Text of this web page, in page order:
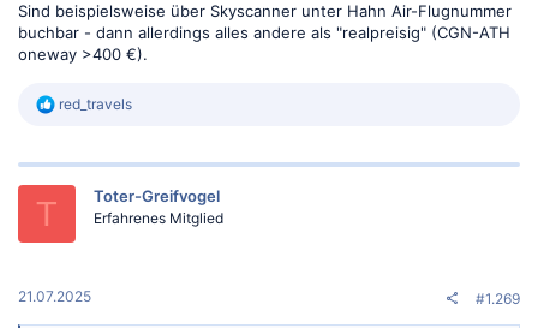
Sind beispielsweise über Skyscanner unter Hahn Air-Flugnummer
buchbar - dann allerdings alles andere als "realpreisig" (CGN-ATH
oneway >400 €).
R
k
:
red_travels
T Toter-Greifvogel
Erfahrenes Mitglied
21.07.2025 #1.269